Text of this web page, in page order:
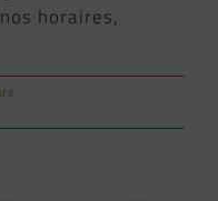
horaires,